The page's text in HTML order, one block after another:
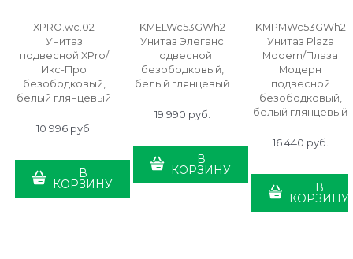
XPRO.wc.02
Унитаз
подвесной XPro/
Икс-Про
безободковый,
белый глянцевый
10 996 руб.
В
КОРЗИНУ
KMELWc53GWh2
Унитаз Элеганс
подвесной
безободковый,
белый глянцевый
19 990 руб.
В
КОРЗИНУ
KMPMWc53GWh2
Унитаз Plaza
Modern/Плаза
Модерн
подвесной
безободковый,
белый глянцевый
16 440 руб.
В
КОРЗИНУ